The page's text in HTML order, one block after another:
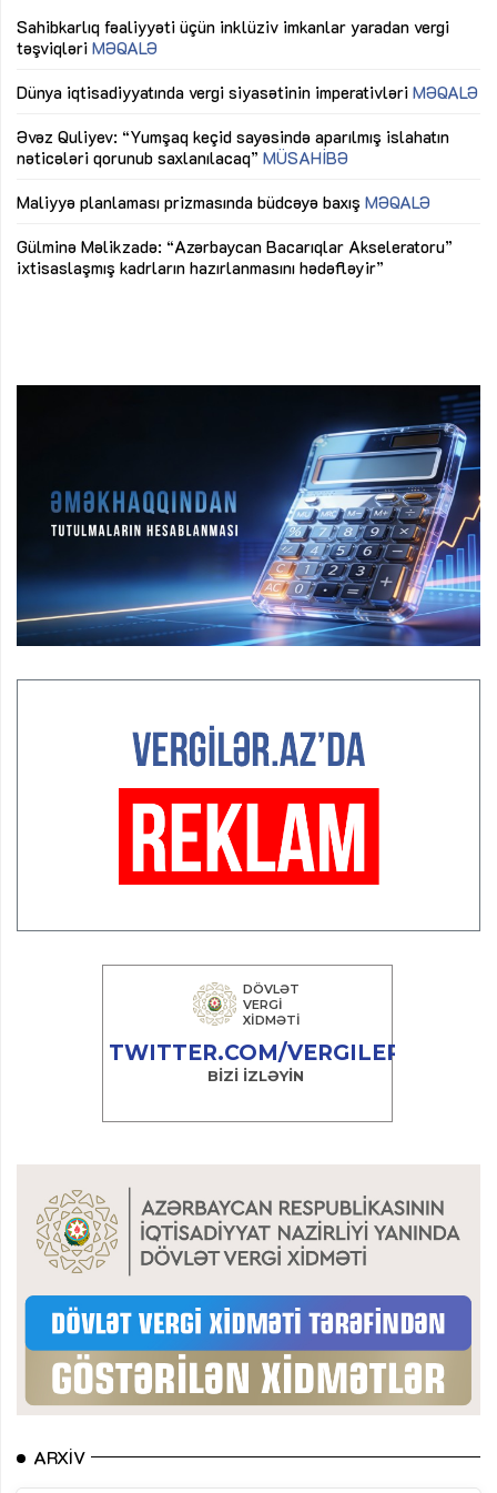
Sahibkarlıq fəaliyyəti üçün inklüziv imkanlar yaradan vergi
təşviqləri MƏQALƏ
Dünya iqtisadiyyatında vergi siyasətinin imperativləri MƏQALƏ
Əvəz Quliyev: “Yumşaq keçid sayəsində aparılmış islahatın
nəticələri qorunub saxlanılacaq” MÜSAHİBƏ
Maliyyə planlaması prizmasında büdcəyə baxış MƏQALƏ
Gülminə Məlikzadə: “Azərbaycan Bacarıqlar Akseleratoru”
ixtisaslaşmış kadrların hazırlanmasını hədəfləyir”
ARXIV